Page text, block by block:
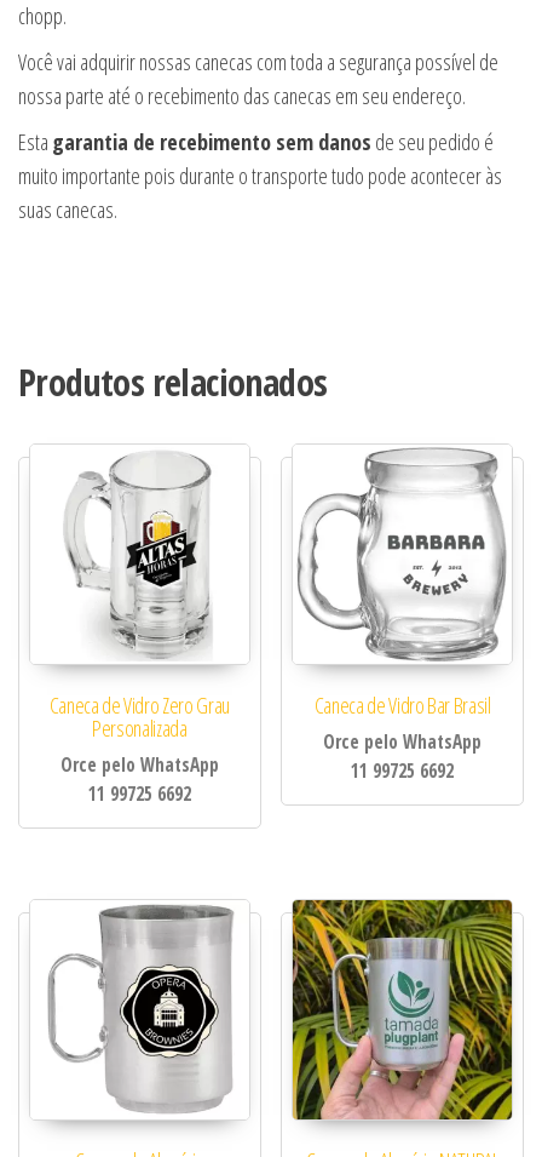
chopp.
Você vai adquirir nossas canecas com toda a segurança possível de
nossa parte até o recebimento das canecas em seu endereço.
Esta garantia de recebimento sem danos de seu pedido é
muito importante pois durante o transporte tudo pode acontecer às
suas canecas.
Produtos relacionados
Caneca de Vidro Zero Grau
Personalizada
Orce pelo WhatsApp
11 99725 6692
Caneca de Vidro Bar Brasil
Orce pelo WhatsApp
11 99725 6692